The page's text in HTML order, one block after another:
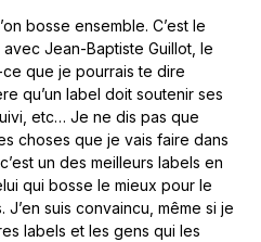
bosse ensemble. C’est le
Jean-Baptiste Guillot, le
ce que je pourrais te dire
qu’un label doit soutenir ses
etc… Je ne dis pas que
choses que je vais faire dans
un des meilleurs labels en
qui bosse le mieux pour le
suis convaincu, même si je
labels et les gens qui les